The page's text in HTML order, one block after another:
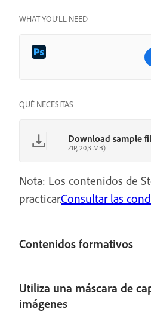
WHAT YOU’LL NEED
QUÉ NECESITAS
Download sample
ZIP, 20,3 MB)
Nota: Los contenidos de
practicar.Consultar las
Contenidos formativos
Utiliza una máscara de
imágenes